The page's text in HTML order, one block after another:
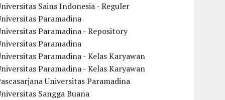
Sains Indonesia - Reguler
Paramadina
Paramadina - Repository
Paramadina
Paramadina - Kelas Karyawan
Paramadina - Kelas Karyawan
Universitas Paramadina
Sangga Buana